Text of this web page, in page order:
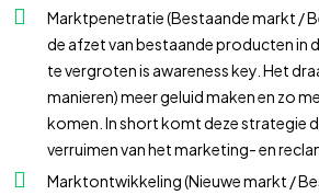
Marktpenetratie(Bestaande markt /
de afzet van bestaande producten in
te vergroten is awareness key. Het
manieren) meer geluid maken en zo
komen. In short komt deze strategie
verruimen van het marketing- en
Marktontwikkeling(Nieuwe markt /